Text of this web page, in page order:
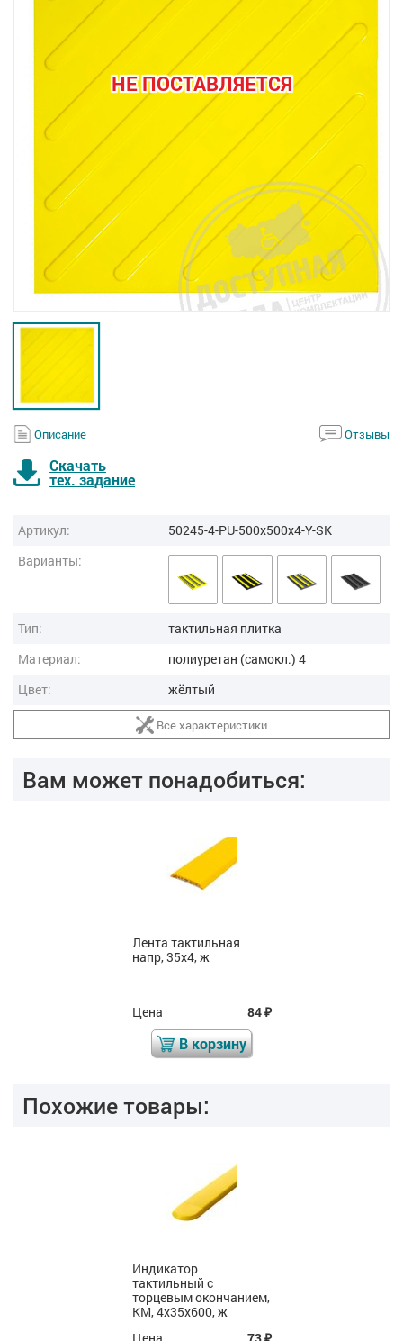
НЕ ПОСТАВЛЯЕТСЯ
Описание Отзывы
Скачать
тех. задание
Артикул:
50245-4-PU-500x500x4-Y-SK
Варианты:
Тип:
тактильная плитка
Материал:
полиуретан (самокл.) 4
Цвет:
жёлтый
Все характеристики
Вам может понадобиться:
Лента тактильная
напр, 35х4, ж
Цена 84₽
В корзину
Похожие товары:
Индикатор
тактильный с
торцевым окончанием,
КМ, 4х35х600, ж
₽